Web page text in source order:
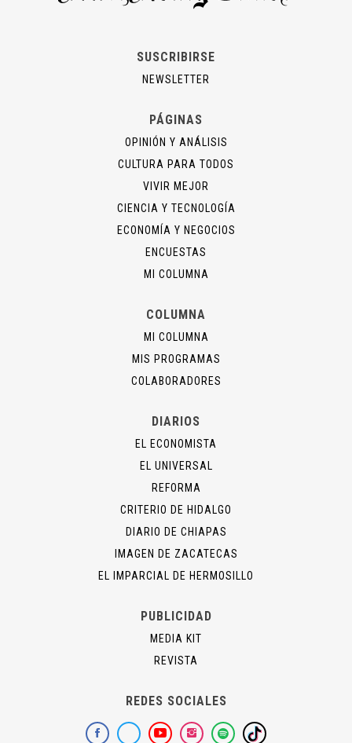
SUSCRIBIRSE
NEWSLETTER
PÁGINAS
OPINIÓN Y ANÁLISIS
CULTURA PARA TODOS
VIVIR MEJOR
CIENCIA Y TECNOLOGÍA
ECONOMÍA Y NEGOCIOS
ENCUESTAS
MI COLUMNA
COLUMNA
MI COLUMNA
MIS PROGRAMAS
COLABORADORES
DIARIOS
EL ECONOMISTA
EL UNIVERSAL
REFORMA
CRITERIO DE HIDALGO
DIARIO DE CHIAPAS
IMAGEN DE ZACATECAS
EL IMPARCIAL DE HERMOSILLO
PUBLICIDAD
MEDIA KIT
REVISTA
REDES SOCIALES